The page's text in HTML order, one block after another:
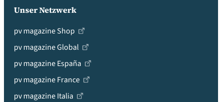
Unser Netzwerk
pv magazine Shop
pv magazine Global
pv magazine España
pv magazine France
pv magazine Italia